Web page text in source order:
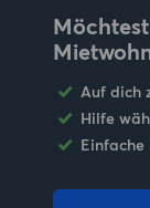
Auf dich
Hilfe
Einfache